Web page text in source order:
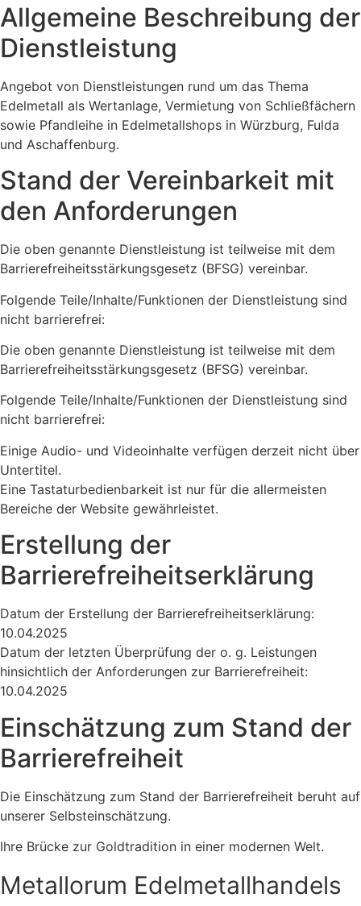
Allgemeine Beschreibung der
Dienstleistung
Angebot von Dienstleistungen rund um das Thema
Edelmetall als Wertanlage, Vermietung von Schließfächern
sowie Pfandleihe in Edelmetallshops in Würzburg, Fulda
und Aschaffenburg.
Stand der Vereinbarkeit mit
den Anforderungen
Die oben genannte Dienstleistung ist teilweise mit dem
Barrierefreiheitsstärkungsgesetz (BFSG) vereinbar.
Folgende Teile/Inhalte/Funktionen der Dienstleistung sind
nicht barrierefrei:
Die oben genannte Dienstleistung ist teilweise mit dem
Barrierefreiheitsstärkungsgesetz (BFSG) vereinbar.
Folgende Teile/Inhalte/Funktionen der Dienstleistung sind
nicht barrierefrei:
Einige Audio- und Videoinhalte verfügen derzeit nicht über
Untertitel.
Eine Tastaturbedienbarkeit ist nur für die allermeisten
Bereiche der Website gewährleistet.
Erstellung der
Barrierefreiheitserklärung
Datum der Erstellung der Barrierefreiheitserklärung:
10.04.2025
Datum der letzten Überprüfung der o. g. Leistungen
hinsichtlich der Anforderungen zur Barrierefreiheit:
10.04.2025
Einschätzung zum Stand der
Barrierefreiheit
Die Einschätzung zum Stand der Barrierefreiheit beruht auf
unserer Selbsteinschätzung.
Ihre Brücke zur Goldtradition in einer modernen Welt.
Metallorum Edelmetallhandels